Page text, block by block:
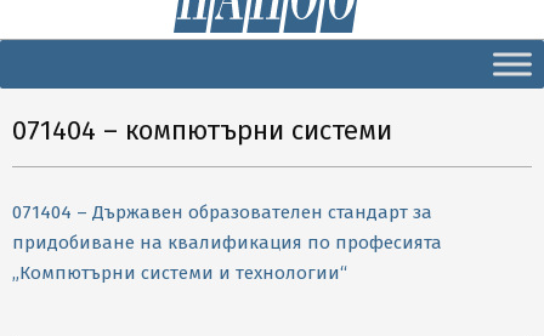
Navigation
071404 – компютърни системи
071404 – Държавен образователен стандарт за
придобиване на квалификация по професията
„Компютърни системи и технологии“